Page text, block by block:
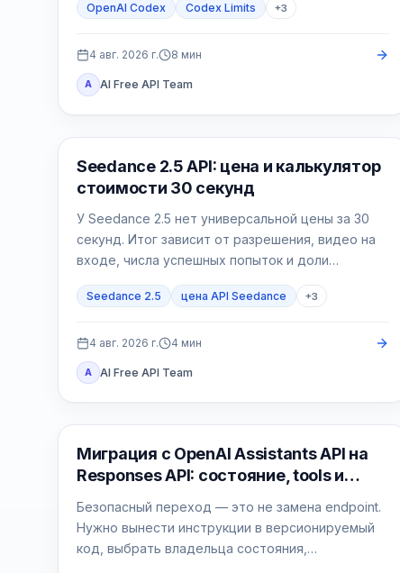
OpenAI Codex Codex Limits +3
4 авг. 2026 г. 8 мин
A AI Free API Team
Генерация AI-видео
Seedance 2.5 API: цена и калькулятор
стоимости 30 секунд
У Seedance 2.5 нет универсальной цены за 30
секунд. Итог зависит от разрешения, видео на
входе, числа успешных попыток и доли
Seedance 2.5 цена API Seedance +3
4 авг. 2026 г. 4 мин
A AI Free API Team
API Гайды
Миграция с OpenAI Assistants API на
Responses API: состояние, tools и
откат
Безопасный переход — это не замена endpoint.
Нужно вынести инструкции в версионируемый
код, выбрать владельца состояния,